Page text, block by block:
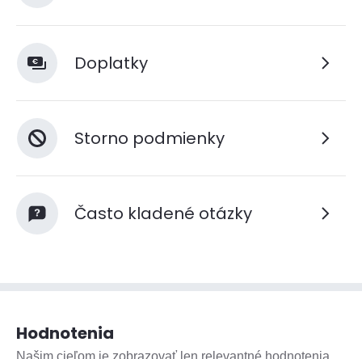
Doplatky
Storno podmienky
Často kladené otázky
Hodnotenia
Našim cieľom je zobrazovať len relevantné hodnotenia